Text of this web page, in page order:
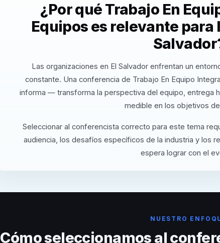
¿Por qué Trabajo En
Equipos es relevante para
Las organizaciones en El Salvador enfrentan un
constante. Una conferencia de Trabajo En Equipo
informa — transforma la perspectiva del equipo, entrega
medible en los objetivos
Seleccionar al conferencista correcto para este tema
audiencia, los desafíos específicos de la industria y los
espera lograr con el
NUESTRO
Cómo seleccionamos al